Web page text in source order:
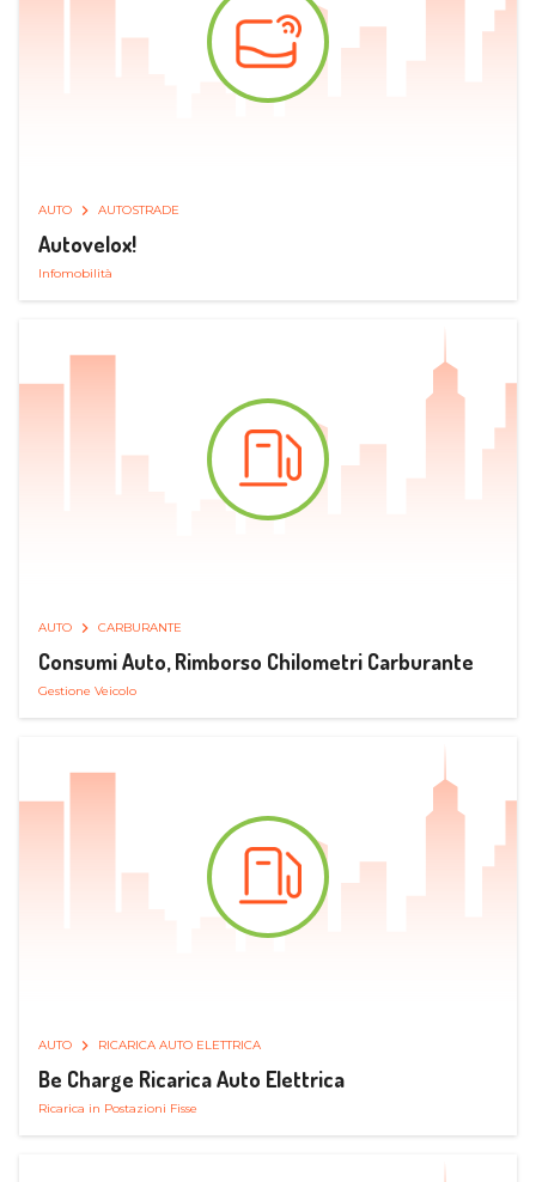
AUTO AUTOSTRADE
Autovelox!
Infomobilità
AUTO CARBURANTE
Consumi Auto, Rimborso Chilometri Carburante
Gestione Veicolo
AUTO RICARICA AUTO ELETTRICA
Be Charge Ricarica Auto Elettrica
Ricarica in Postazioni Fisse